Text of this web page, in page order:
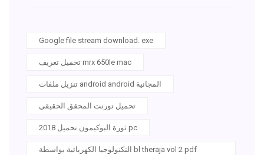
Google file stream download. exe
تحميل تعريف mrx 650le mac
تنزيل ملفات android android المجانية
تحميل تورنت المحقق الحقيقي
ثورة البوكيمون تحميل 2018 pc
التكنولوجيا الكهربائية بواسطة bl theraja vol 2 pdf